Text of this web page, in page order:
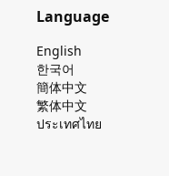
Language
English
한국어
簡体中文
繁体中文
ประเทศไทย